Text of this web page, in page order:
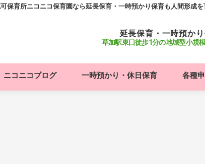
保育所ニコニコ保育園なら延長保育・一時預かり保育も人間形成
延長保育・一時預か
草加駅東口徒歩1分の地域型小規
ニコニコブログ 一時預かり・休日保育 各種